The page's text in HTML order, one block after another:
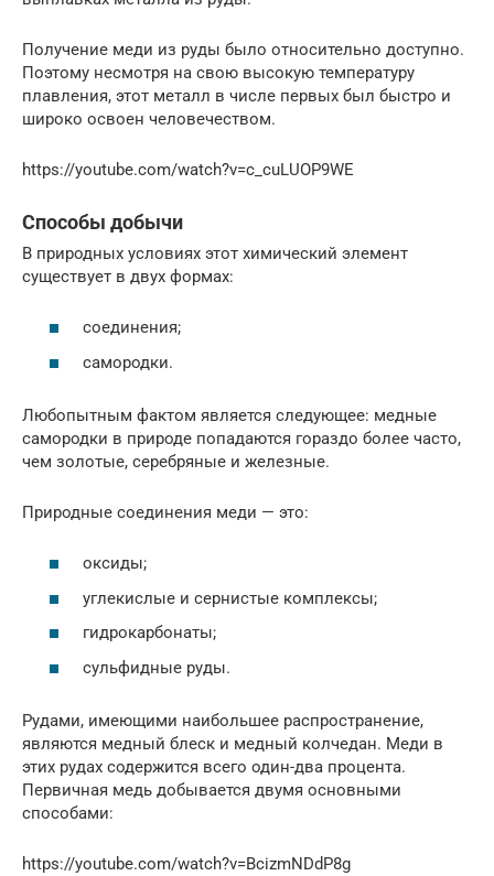
Получение меди из руды было относительно доступно.
Поэтому несмотря на свою высокую температуру
плавления, этот металл в числе первых был быстро и
широко освоен человечеством.
https://youtube.com/watch?v=c_cuLUOP9WE
Способы добычи
В природных условиях этот химический элемент
существует в двух формах:
соединения;
самородки.
Любопытным фактом является следующее: медные
самородки в природе попадаются гораздо более часто,
чем золотые, серебряные и железные.
Природные соединения меди — это:
оксиды;
углекислые и сернистые комплексы;
гидрокарбонаты;
сульфидные руды.
Рудами, имеющими наибольшее распространение,
являются медный блеск и медный колчедан. Меди в
этих рудах содержится всего один-два процента.
Первичная медь добывается двумя основными
способами:
https://youtube.com/watch?v=BcizmNDdP8g